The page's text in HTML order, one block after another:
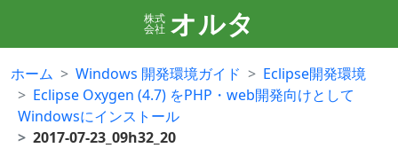
株式
会社 オルタ
ホーム Windows 開発環境ガイド
Eclipse開発環境
Eclipse Oxygen (4.7) をPHP・web開発向けとして
Windowsにインストール
2017-07-23_09h32_20